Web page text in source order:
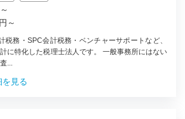
～
税務・SPC会計税務・ベンチャーサポートなど、
に特化した税理士法人です。 一般事務所にはない
...
見る